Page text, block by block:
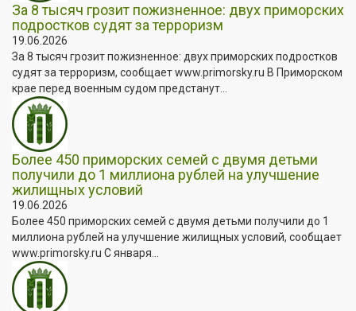
За 8 тысяч грозит пожизненное: двух приморских
подростков судят за терроризм
19.06.2026
За 8 тысяч грозит пожизненное: двух приморских подростков
судят за терроризм, сообщает www.primorsky.ru В Приморском
крае перед военным судом предстанут...
Более 450 приморских семей с двумя детьми
получили до 1 миллиона рублей на улучшение
жилищных условий
19.06.2026
Более 450 приморских семей с двумя детьми получили до 1
миллиона рублей на улучшение жилищных условий, сообщает
www.primorsky.ru С января...